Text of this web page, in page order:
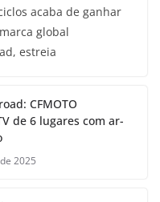
acaba de ganhar
global
estreia
CFMOTO
de 6 lugares com ar-
2025